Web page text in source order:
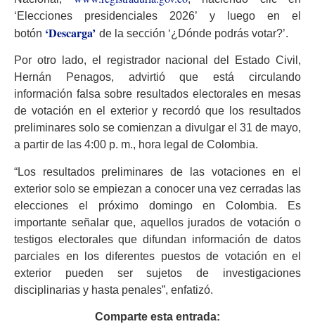
‘Elecciones presidenciales 2026’ y luego en el
botón ‘Descarga’ de la sección ‘¿Dónde podrás votar?’.
Por otro lado, el registrador nacional del Estado Civil,
Hernán Penagos, advirtió que está circulando
información falsa sobre resultados electorales en mesas
de votación en el exterior y recordó que los resultados
preliminares solo se comienzan a divulgar el 31 de mayo,
a partir de las 4:00 p. m., hora legal de Colombia.
“Los resultados preliminares de las votaciones en el
exterior solo se empiezan a conocer una vez cerradas las
elecciones el próximo domingo en Colombia. Es
importante señalar que, aquellos jurados de votación o
testigos electorales que difundan información de datos
parciales en los diferentes puestos de votación en el
exterior pueden ser sujetos de investigaciones
disciplinarias y hasta penales”, enfatizó.
Comparte esta entrada: